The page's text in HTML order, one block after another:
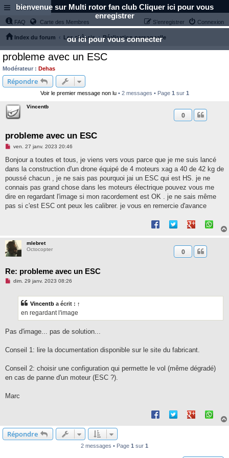
bienvenue sur Multi rotor fan club Cliquer ici pour vous
enregistrer
ou ici pour vous connecter
Links
FAQ Carte des Membres Connexion
S’enregistrer
Index du forum Les châssis Réalisation personnelle
probleme avec un ESC
Modérateur : Dehas
Répondre
Voir le premier message non lu• 2 messages • Page 1 sur 1
Vincentb
probleme avec un ESC
0
M
s
a
g
n
o
l
ven. 27 janv. 2023 20:46
Bonjour a toutes et tous, je viens vers vous parce que je me suis lancé
dans la construction d'un drone équipé de 4 moteurs xag a 40 de 42 kg de
poussé chacun , je ne sais pas pourquoi jai un ESC qui est HS. je ne
connais pas grand chose dans les moteurs électrique pouvez vous me
dire en regardant l'image si mon racordement est OK . je ne sais même
pas si c'est ESC ont peux les calibrer. je vous en remercie d'avance
mlebret
Octocopter
Re: probleme avec un ESC
0
M
o
n
u
dim. 29 janv. 2023 08:26
Vincentb a écrit : ↑
en regardant l'image
Pas d'image... pas de solution...
Conseil 1: lire la documentation disponible sur le site du fabricant.
Conseil 2: choisir une configuration qui permette le vol (même dégradé)
en cas de panne d'un moteur (ESC ?).
Marc
Répondre
2 messages • Page 1 sur 1